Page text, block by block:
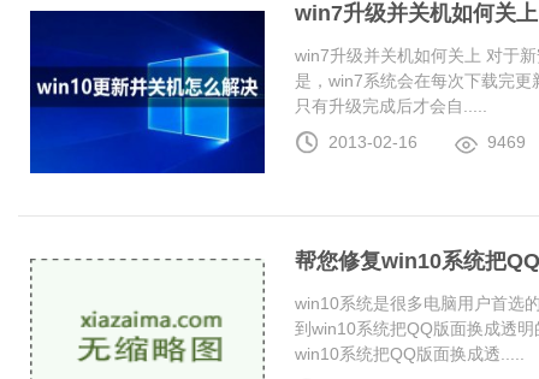
win7升级并关机如何关上
win7升级并关机如何关上 对于
是，win7系统会在每次下载完
只有升级完成后才会自.....
2013-02-16
9469
帮您修复win10系统把
win10系统是很多电脑用户首选
到win10系统把QQ版面换成透
win10系统把QQ版面换成透.....